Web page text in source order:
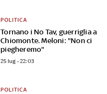
Tornano i No Tav, guerriglia a
Chiomonte. Meloni: "Non ci
piegheremo"
POLITICA
25 lug - 22:03
POLITICA